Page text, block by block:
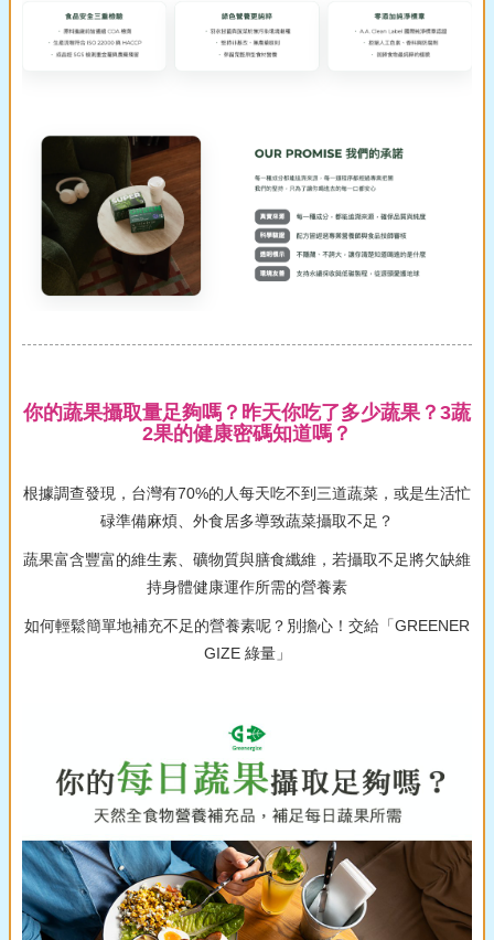
你的蔬果攝取量足夠嗎？昨天你吃了多少蔬果？3蔬
2果的健康密碼知道嗎？
根據調查發現，台灣有70%的人每天吃不到三道蔬菜，或是生活忙
碌準備麻煩、外食居多導致蔬菜攝取不足？
蔬果富含豐富的維生素、礦物質與膳食纖維，若攝取不足將欠缺維
持身體健康運作所需的營養素
如何輕鬆簡單地補充不足的營養素呢？別擔心！交給「GREENER
GIZE 綠量」